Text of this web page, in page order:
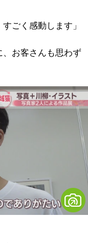
ごく感動します」
お客さんも思わず